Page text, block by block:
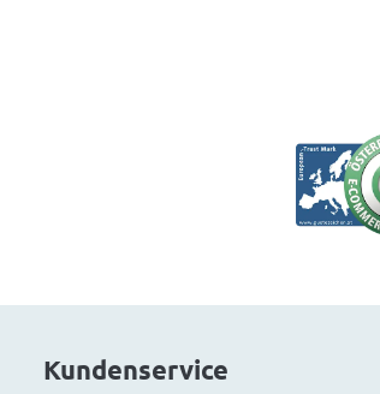
Kundenservice